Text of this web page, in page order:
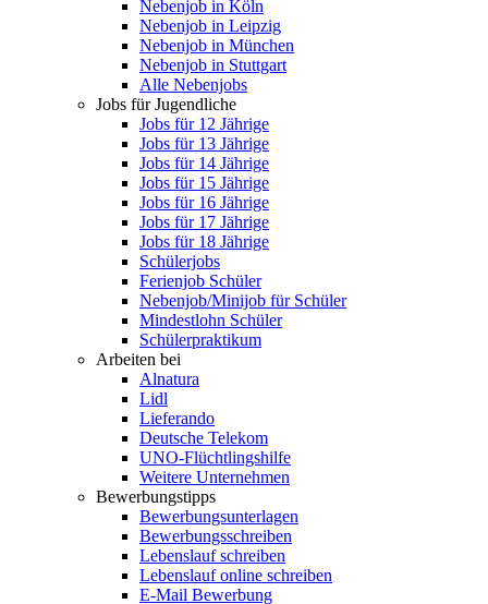
Nebenjob in Köln
Nebenjob in Leipzig
Nebenjob in München
Nebenjob in Stuttgart
Alle Nebenjobs
Jobs für Jugendliche
Jobs für 12 Jährige
Jobs für 13 Jährige
Jobs für 14 Jährige
Jobs für 15 Jährige
Jobs für 16 Jährige
Jobs für 17 Jährige
Jobs für 18 Jährige
Schülerjobs
Ferienjob Schüler
Nebenjob/Minijob für Schüler
Mindestlohn Schüler
Schülerpraktikum
Arbeiten bei
Alnatura
Lidl
Lieferando
Deutsche Telekom
UNO-Flüchtlingshilfe
Weitere Unternehmen
Bewerbungstipps
Bewerbungsunterlagen
Bewerbungsschreiben
Lebenslauf schreiben
Lebenslauf online schreiben
E-Mail Bewerbung